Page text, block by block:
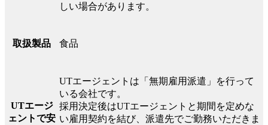
しい場合があります。
取扱製品 食品
UTエージ
ェントで安
UTエージェントは「無期雇用派遣」を行って
いる会社です。
採用決定後はUTエージェントと期間を定めな
い雇用契約を結び、派遣先でご勤務いただきま